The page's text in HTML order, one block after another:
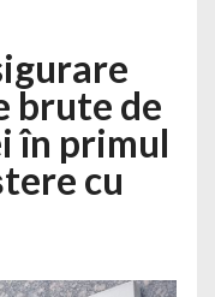
brute de
în primul
cu